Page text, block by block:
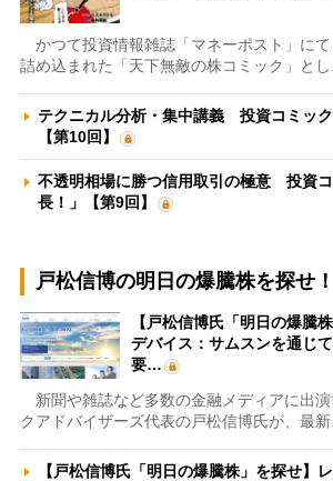
かつて投資情報雑誌「マネーポスト」に
詰め込まれた「天下無敵の株コミック」とし
テクニカル分析・集中講義 投資コミック
【第10回】
不透明相場に勝つ信用取引の極意 投資
長！」【第9回】
戸松信博の明日の爆騰株を探せ！
【戸松信博氏「明日の爆騰
デバイス：サムスンを通じ
要…
新聞や雑誌など多数の金融メディアに出
クアドバイザーズ代表の戸松信博氏が、最新
【戸松信博氏「明日の爆騰株」を探せ】